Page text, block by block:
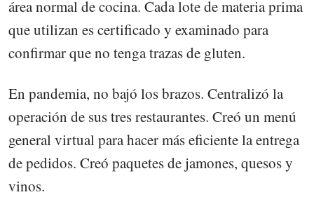
área normal de cocina. Cada lote de materia prima
que utilizan es certificado y examinado para
confirmar que no tenga trazas de gluten.
En pandemia, no bajó los brazos. Centralizó la
operación de sus tres restaurantes. Creó un menú
general virtual para hacer más eficiente la entrega
de pedidos. Creó paquetes de jamones, quesos y
vinos.